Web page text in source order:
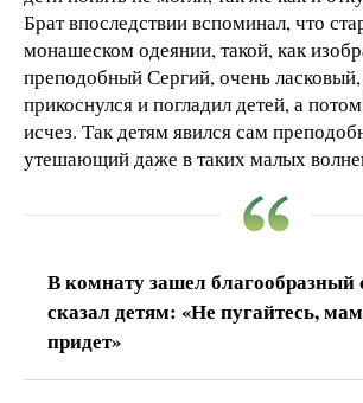
Брат впоследствии вспоминал, что
монашеском одеянии, такой, как
преподобный Сергий, очень
прикоснулся и погладил детей, а
исчез. Так детям явился сам
утешающий даже в таких малых
В комнату зашел благообразный
сказал детям: «Не пугайтесь,
придет»